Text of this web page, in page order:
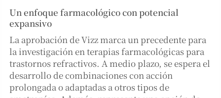
Un enfoque farmacológico con potencial
expansivo
La aprobación de Vizz marca un precedente para
la investigación en terapias farmacológicas para
trastornos refractivos. A medio plazo, se espera el
desarrollo de combinaciones con acción
prolongada o adaptadas a otros tipos de